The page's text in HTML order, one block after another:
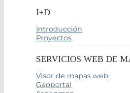
I+D
Introducción
Proyectos
SERVICIOS WEB DE
Visor de mapas web
Geoportal